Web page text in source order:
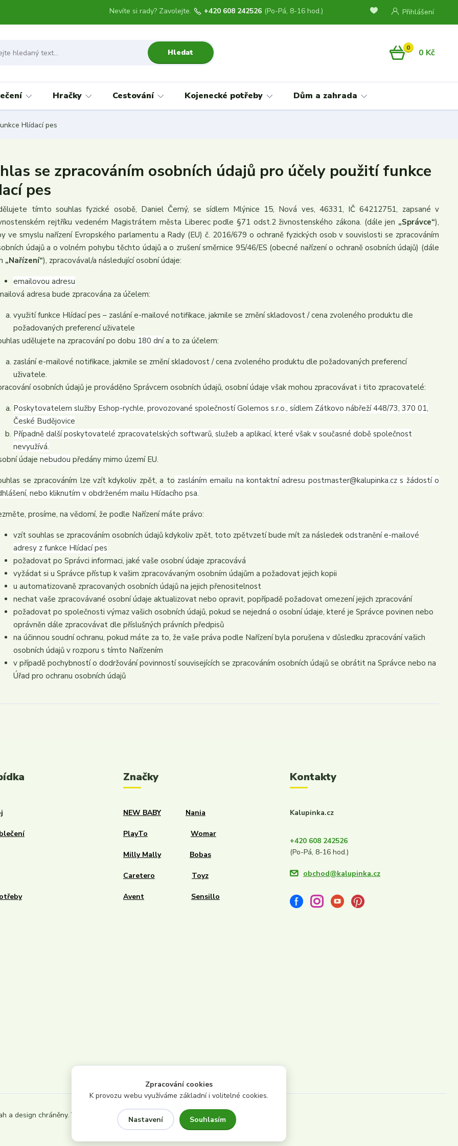
Přihlášení
Hledat
Nevíte si rady? Zavolejte. +420 608 242526 (Po-Pá, 8-16 hod.)
0 0 Kč
Hračky Cestování Kojenecké potřeby Dům a zahrada
Hlídací pes
se zpracováním osobních údajů pro účely použití funkce
pes
tímto souhlas fyzické osobě, Daniel Černý, se sídlem Mlýnice 15, Nová ves, 46331, IČ 64212751, zapsané v
rejtříku vedeném Magistrátem města Liberec podle §71 odst.2 živnostenského zákona. (dále jen „Správce“),
ve smyslu nařízení Evropského parlamentu a Rady (EU) č. 2016/679 o ochraně fyzických osob v souvislosti se zpracováním
údajů a o volném pohybu těchto údajů a o zrušení směrnice 95/46/ES (obecné nařízení o ochraně osobních údajů) (dále
„Nařízení“), zpracovával/a následující osobní údaje:
emailovou adresu
adresa bude zpracována za účelem:
využití funkce Hlídací pes – zaslání e-mailové notifikace, jakmile se změní skladovost / cena zvoleného produktu dle
požadovaných preferencí uživatele
udělujete na zpracování po dobu 180 dnía to za účelem:
zaslání e-mailové notifikace, jakmile se změní skladovost / cena zvoleného produktu dle požadovaných preferencí
uživatele.
osobních údajů je prováděno Správcem osobních údajů, osobní údaje však mohou zpracovávat i tito zpracovatelé:
Poskytovatelem služby Eshop-rychle, provozované společností Golemos s.r.o., sídlem Zátkovo nábřeží 448/73, 370 01,
České Budějovice
Případně další poskytovatelé zpracovatelských softwarů, služeb a aplikací, které však v současné době společnost
nevyužívá.
údajenebudou předány mimo území EU.
se zpracováním lze vzít kdykoliv zpět, a to zasláním emailu na kontaktní adresu postmaster@kalupinka.cz s žádostí o
nebo kliknutím v obdrženém mailu Hlídacího psa.
prosíme, na vědomí, že podle Nařízení máte právo:
vzít souhlas se zpracováním osobních údajů kdykoliv zpět, toto zpětvzetí bude mít za následek odstranění e-mailové
adresy z funkce Hlídací pes
požadovat po Správci informaci, jaké vaše osobní údaje zpracovává
vyžádat si u Správce přístup k vašim zpracovávaným osobním údajům a požadovat jejich kopii
u automatizovaně zpracovaných osobních údajů na jejich přenositelnost
nechat vaše zpracovávané osobní údaje aktualizovat nebo opravit, popřípadě požadovat omezení jejich zpracování
požadovat po společnosti výmaz vašich osobních údajů, pokud se nejedná o osobní údaje, které je Správce povinen nebo
oprávněn dále zpracovávat dle příslušných právních předpisů
na účinnou soudní ochranu, pokud máte za to, že vaše práva podle Nařízení byla porušena v důsledku zpracování vašich
osobních údajů v rozporu s tímto Nařízením
v případě pochybností o dodržování povinností souvisejících se zpracováním osobních údajů se obrátit na Správce nebo na
Úřad pro ochranu osobních údajů
Značky
NEW BABY Nania
PlayTo Womar
Milly Mally Bobas
Caretero Toyz
Avent Sensillo
Kontakty
Kalupinka.cz
+420 608 242526
(Po-Pá, 8-16 hod.)
obchod@kalupinka.cz
a design chráněny. Všechna
Zpracování cookies
K provozu webu využíváme základní i volitelné cookies.
Nastavení Souhlasím